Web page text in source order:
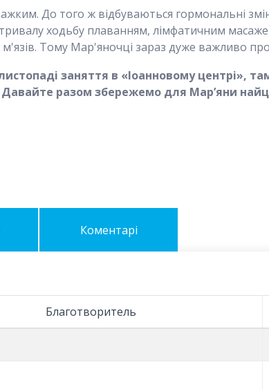
До того ж відбуваються гормональні
ходьбу плаванням, лімфатичним
Тому Мар'яночці зараз дуже важливо
заняття в «Іоанновому центрі»,
разом збережемо для Мар’яни
Коментарі
Благотворитель